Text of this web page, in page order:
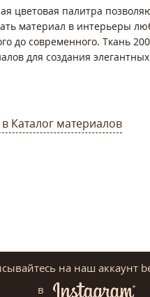
цветовая палитра
материал в интерьеры
до современного. Ткань
для создания
Каталог материалов
на наш аккаунт
в